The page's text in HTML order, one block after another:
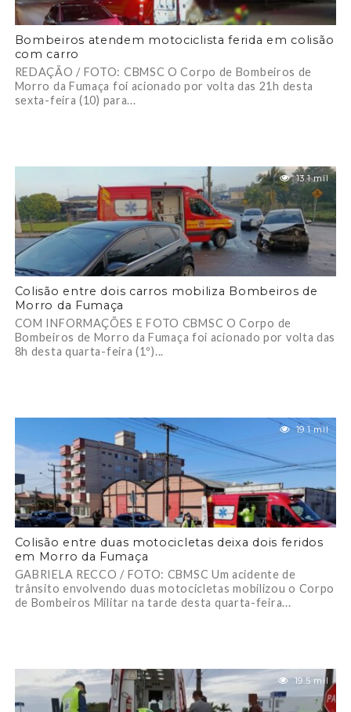
Bombeiros atendem motociclista ferida em colisão
com carro
REDAÇÃO / FOTO: CBMSC O Corpo de Bombeiros de
Morro da Fumaça foi acionado por volta das 21h desta
sexta-feira (10) para...
13.1 mil
Colisão entre dois carros mobiliza Bombeiros de
Morro da Fumaça
COM INFORMAÇÕES E FOTO CBMSC O Corpo de
Bombeiros de Morro da Fumaça foi acionado por volta das
8h desta quarta-feira (1º)...
19.1 mil
Colisão entre duas motocicletas deixa dois feridos
em Morro da Fumaça
GABRIELA RECCO / FOTO: CBMSC Um acidente de
trânsito envolvendo duas motocicletas mobilizou o Corpo
de Bombeiros Militar na tarde desta quarta-feira...
19.5 mil